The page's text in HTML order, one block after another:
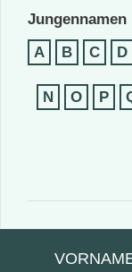
Jungennamen
A
B C D
N O P